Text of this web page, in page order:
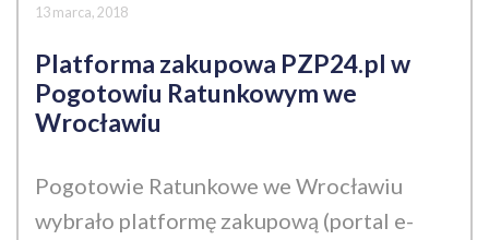
13 marca, 2018
Platforma zakupowa PZP24.pl w
Pogotowiu Ratunkowym we
Wrocławiu
Pogotowie Ratunkowe we Wrocławiu
wybrało platformę zakupową (portal e-